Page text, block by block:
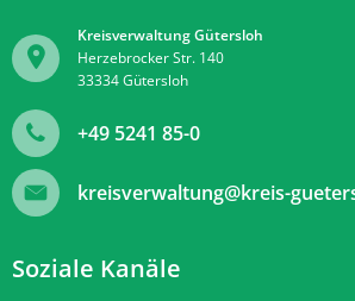
Kreisverwaltung Gütersloh
Herzebrocker Str. 140
33334Gütersloh
+49 5241 85-0
kreisverwaltung@kreis-
Soziale Kanäle